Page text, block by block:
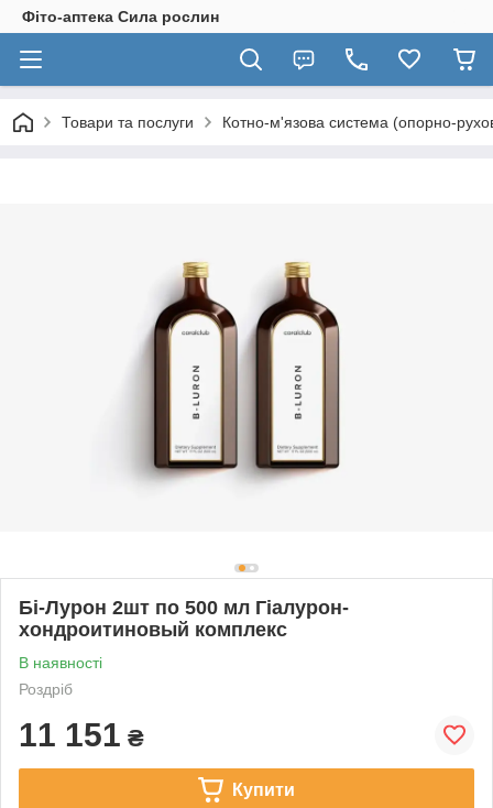
Фіто-аптека Сила рослин
Товари та послуги Котно-м'язова система (опорно-
Бі-Лурон 2шт по 500 мл Гіалурон-
хондроитиновый комплекс
В наявності
Роздріб
11 151 ₴
Купити